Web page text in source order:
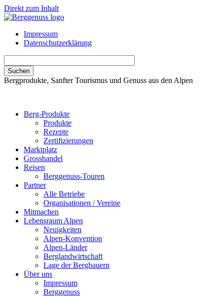
Direkt zum Inhalt
Impressum
Datenschutzerklärung
Bergprodukte, Sanfter Tourismus und Genuss aus den Alpen
Berg-Produkte
Produkte
Rezepte
Zertifizierungen
Marktplatz
Grosshandel
Reisen
Berggenuss-Touren
Partner
Alle Betriebe
Organisationen / Vereine
Mitmachen
Lebensraum Alpen
Neuigkeiten
Alpen-Konvention
Alpen-Länder
Berglandwirtschaft
Lage der Bergbauern
Über uns
Impressum
Berggenuss